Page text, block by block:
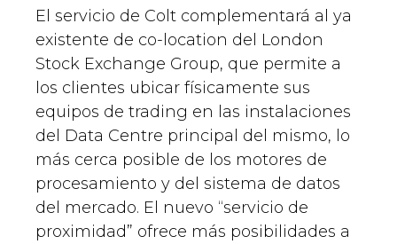
El servicio de Colt complementará al ya
existente de co-location del London
Stock Exchange Group, que permite a
los clientes ubicar físicamente sus
equipos de trading en las instalaciones
del Data Centre principal del mismo, lo
más cerca posible de los motores de
procesamiento y del sistema de datos
del mercado. El nuevo “servicio de
proximidad” ofrece más posibilidades a